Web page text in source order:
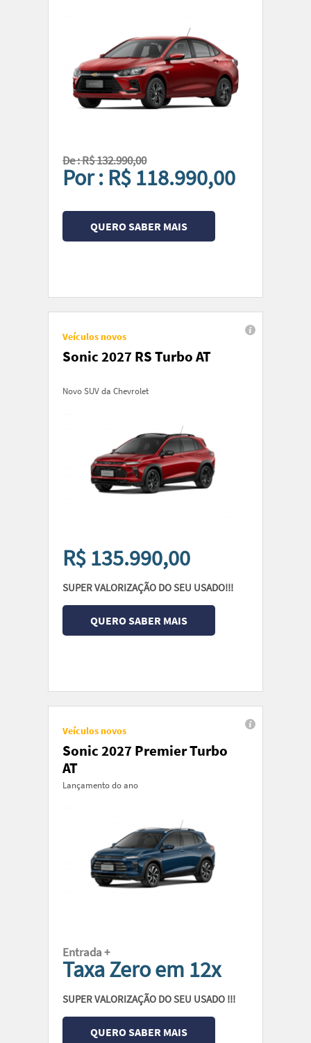
De : R$ 132.990,00
Por : R$ 118.990,00
QUERO SABER MAIS
Veículos novos
Sonic 2027 RS Turbo AT
Novo SUV da Chevrolet
R$ 135.990,00
SUPER VALORIZAÇÃO DO SEU USADO!!!
QUERO SABER MAIS
Veículos novos
Sonic 2027 Premier Turbo
AT
Lançamento do ano
Entrada +
Taxa Zero em 12x
SUPER VALORIZAÇÃO DO SEU USADO !!!
QUERO SABER MAIS